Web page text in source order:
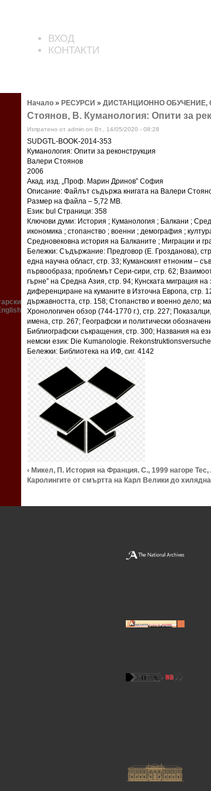
ВХОД
КОНТАКТИ
Начало » РЕСУРСИ »ДИСТАНЦИОННО ОБУЧЕНИЕ,
Стоянов, В. Куманология: Опити за
Изпратено от admin on Вт., 14/05/2020 - 08:28
SUDGTL-BOOK-2014-353
Куманология: Опити за реконструкция
Валери Стоянов
2006
Акад. изд. „Проф. Марин Дринов” София
Описание: Файлът съдържа книгата на Валери
Размер на файла – 5,72 МВ.
Език: bul Страници: 358
Ключови думи: История ; Куманология ; Балкани ;
икономика ; стопанство ; военни ; демография ;
Средновековна история на Балканите ; Миграции и
Бележки: Съдържание: Предговор (Е. Грозданова),
една научна област, стр. 33; Куманският етноним –
първообраза; проблемът Сери-сири, стр. 62;
гърне” на Средна Азия, стр. 94; Кунската миграция
диференциране на куманите в Източна Европа, стр.
държавността, стр. 158; Стопанство и военно дело;
Хронологичен обзор (744-1770 г.), стр. 227;
имена, стр. 267; Географски и политически
Библиографски съкращения, стр. 300; Названия на
немски език: Die Kumanologie.
Бележки: Библиотека на ИФ, сиг. 4142
‹ Микел, П. История на Франция. С., 1999 нагоре
Каролингите от смъртта на Карл Велики до